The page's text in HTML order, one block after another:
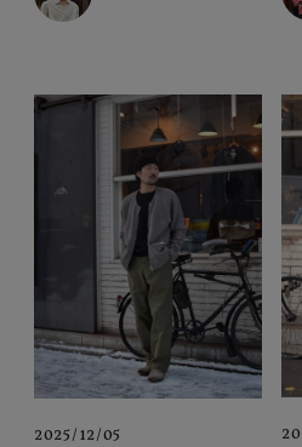
2025/12/05